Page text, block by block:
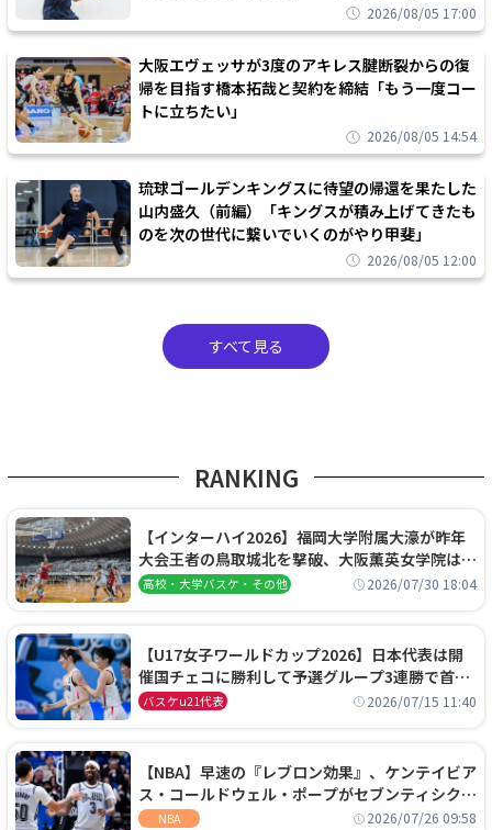
2026/08/05 17:00
大阪エヴェッサが3度のアキレス腱断裂からの復
帰を目指す橋本拓哉と契約を締結「もう一度コー
トに立ちたい」
2026/08/05 14:54
琉球ゴールデンキングスに待望の帰還を果たした
山内盛久（前編）「キングスが積み上げてきたも
のを次の世代に繋いでいくのがやり甲斐」
2026/08/05 12:00
すべて見る
RANKING
【インターハイ2026】福岡大学附属大濠が昨年
大会王者の鳥取城北を撃破、大阪薫英女学院は岐
阜女子に完勝、大会3日目試合結果
高校・大学バスケ・その他 2026/07/30 18:04
【U17女子ワールドカップ2026】日本代表は開
催国チェコに勝利して予選グループ3連勝で首位
通過！準々決勝の相手はエジプトに決定
バスケu21代表 2026/07/15 11:40
【NBA】早速の『レブロン効果』、ケンテイビア
ス・コールドウェル・ポープがセブンティシクサ
ーズに1年契約で加入
NBA 2026/07/26 09:58